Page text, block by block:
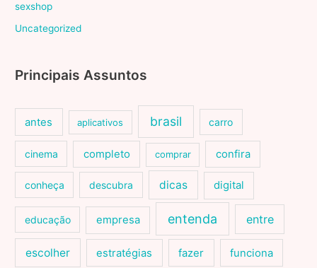
sexshop
Uncategorized
Principais Assuntos
antes aplicativos brasil carro
cinema completo comprar confira
conheça descubra dicas digital
educação empresa entenda entre
escolher estratégias fazer funciona